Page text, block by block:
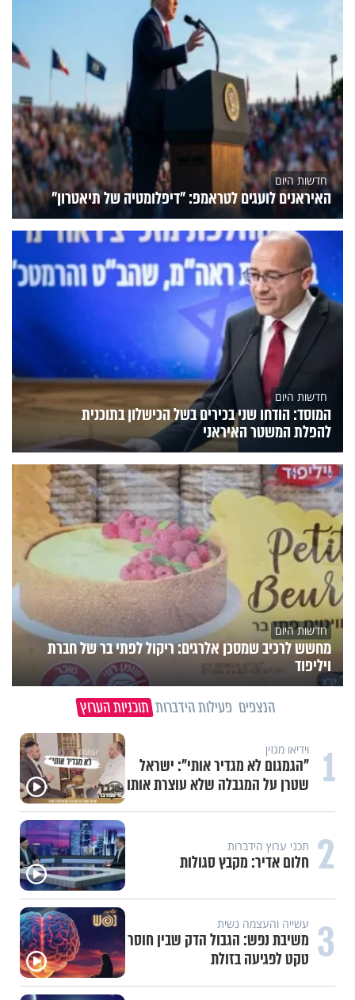
חדשות היום
האיראנים לועגים לטראמפ: "דיפלומטיה של תיאטרון"
חדשות היום
המוסד: הודחו שני בכירים בשל הכישלון בתוכנית
להפלת המשטר האיראני
חדשות היום
מחשש לרכיב שמסכן אלרגים: ריקול לפתי בר של חברת
ויליפוד
הנצפים פעילות הידברות תוכניות הערוץ
1 וידיאו מגזין
"הגמגום לא מגדיר אותי": ישראל
שטרן על המגבלה שלא עוצרת אותו
2 תכני ערוץ הידברות
חלום אדיר: מקבץ סגולות
3 עשייה והעצמה נשית
משיבת נפש: הגבול הדק שבין חוסר
טקט לפגיעה בזולת